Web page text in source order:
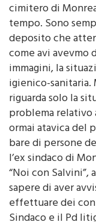
Lo raccontavamo
cimitero di
tempo. Sono
deposito che
come avi
immagini, la
igienico-sanitaria.
riguarda solo la
problema relativo
ormai atavica del
bare di persone
l’ex sindaco di
“Noi con
sapere di aver